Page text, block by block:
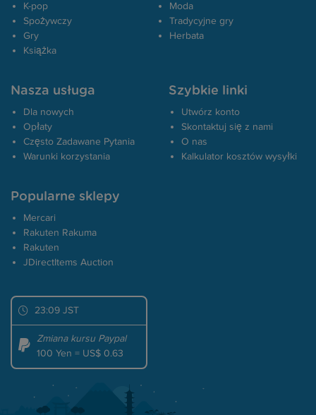
K-pop
Spożywczy
Gry
Książka
Moda
Tradycyjne gry
Herbata
Nasza usługa
Dla nowych
Opłaty
Często Zadawane Pytania
Warunki korzystania
Szybkie linki
Utwórz konto
Skontaktuj się z nami
O nas
Kalkulator kosztów wysyłki
Popularne sklepy
Mercari
Rakuten Rakuma
Rakuten
JDirectItems Auction
23:09 JST
Zmiana kursu Paypal
100 Yen = US$ 0.63